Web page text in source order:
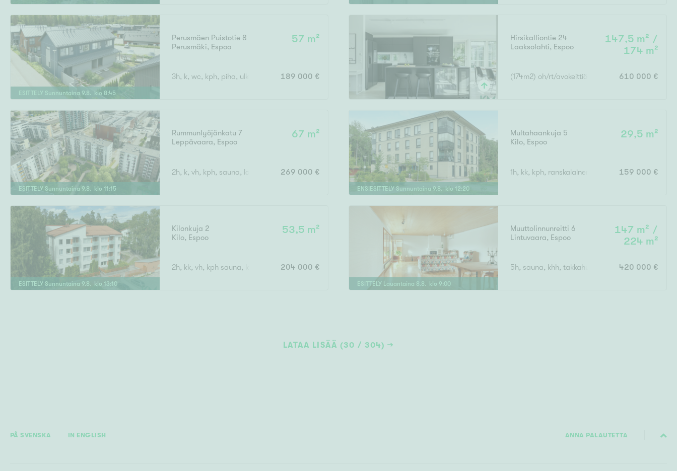
ESITTELY Sunnuntaina 9.8. klo 8:45
Perusmäen Puistotie 8
Perusmäki, Espoo
57 m²
3h, k, wc, kph, piha, ulkovarasto, 189 000 €
Hirsikalliontie 24
Laaksolahti, Espoo
147,5 m² /
174 m²
(174m2) oh/rt/avokeittiö, 3mh, takkah,610 000 €
ESITTELY Sunnuntaina 9.8. klo 11 :15
Rummunlyöjänkatu 7
Leppävaara, Espoo
67 m²
2h, k, vh, kph, sauna, lasitettu parveke269 000 €
ENSIESITTELY Sunnuntaina 9.8. klo 12:20
Multahaankuja 5
Kilo, Espoo
29,5 m²
1h, kk, kph, ranskalainen parveke 159 000 €
ESITTELY Sunnuntaina 9.8. klo 13:10
Kilonkuja 2
Kilo, Espoo
53,5 m²
2h, kk, vh, kph sauna, lasitettu parveke204 000 €
ESITTELY Lauantaina 8 .8. klo 9:00
Muuttolinnunreitti 6
Lintuvaara, Espoo
147 m² /
224 m²
5h, sauna, khh, takkahuone, 2xwc, uima-allas,
420 000 €
LATAA LISÄÄ (30 / 304)
PÅ SVENSKA IN ENGLISH ANNA PALAUTETTA